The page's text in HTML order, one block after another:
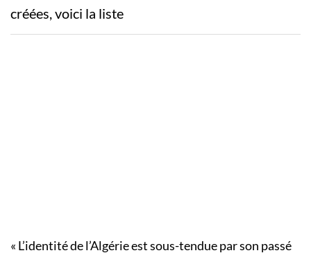
créées, voici la liste
« L’identité de l’Algérie est sous-tendue par son passé